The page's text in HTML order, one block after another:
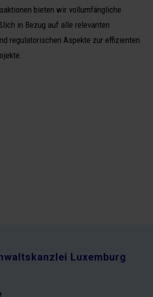
bieten wir vollumfängliche
in Bezug auf alle relevanten
regulatorischen Aspekte zur effizienten
Luxemburg